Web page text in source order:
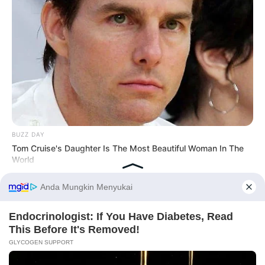
PRIVACY POLICY DISCLAIMER HUBUNGI KAMI IKLAN
BUZZ DAY
Tom Cruise's Daughter Is The Most Beautiful Woman In The
World
Before You Go